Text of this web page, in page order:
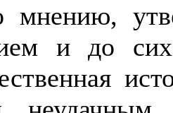
мнению,
и до